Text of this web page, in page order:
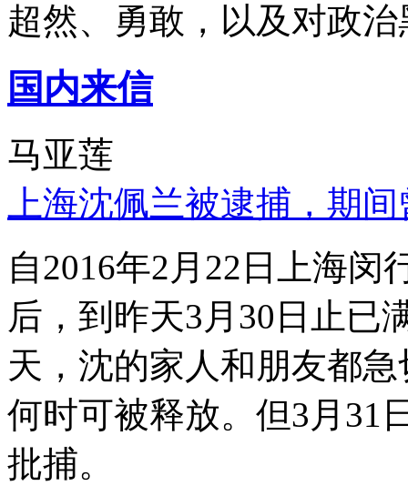
超然、勇敢，以及对政
国内来信
马亚莲
上海沈佩兰被逮捕，期
自2016年2月22日上海
后，到昨天3月30日止已
天，沈的家人和朋友都
何时可被释放。但3月31
批捕。